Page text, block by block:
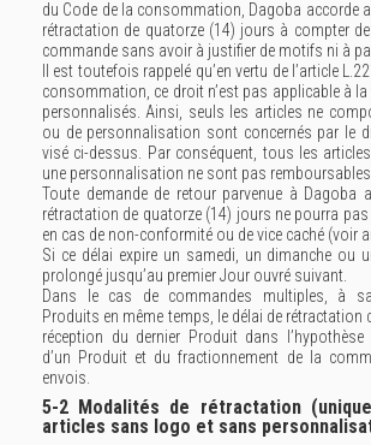
du Code de la consommation, Dagoba accorde
rétractation de quatorze (14) jours à compter
commande sans avoir à justifier de motifs ni à
Il est toutefois rappelé qu’en vertu de l’article
consommation, ce droit n’est pas applicable à
personnalisés. Ainsi, seuls les articles ne
ou de personnalisation sont concernés par le
visé ci-dessus. Par conséquent, tous les
une personnalisation ne sont pas remboursables
Toute demande de retour parvenue à Dagoba
rétractation de quatorze (14) jours ne pourra pas
en cas de non-conformité ou de vice caché (voir
Si ce délai expire un samedi, un dimanche ou
prolongé jusqu’au premier Jour ouvré suivant.
Dans le cas de commandes multiples, à
Produits en même temps, le délai de rétractation
réception du dernier Produit dans l’hypothèse
d’un Produit et du fractionnement de la
envois.
5-2 Modalités de rétractation
articles sans logo et sans